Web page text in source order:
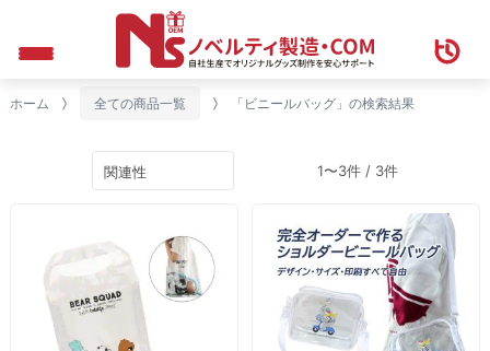
ホーム 全ての商品一覧 「ビニールバッグ」の検索結果
1〜3件 / 3件